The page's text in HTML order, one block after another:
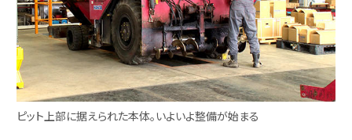
ピット上部に据えられた本体。いよいよ整備が始まる